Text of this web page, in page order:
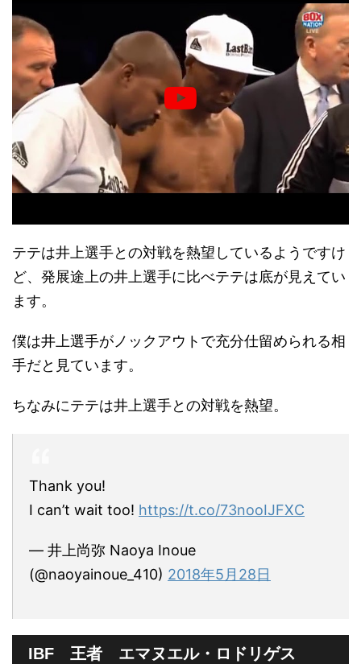
テテは井上選手との対戦を熱望しているようですけ
ど、発展途上の井上選手に比べテテは底が見えてい
ます。
僕は井上選手がノックアウトで充分仕留められる相
手だと見ています。
ちなみにテテは井上選手との対戦を熱望。
Thank you!
I can’t wait too! https://t.co/73nooIJFXC
— 井上尚弥 Naoya Inoue
(@naoyainoue_410) 2018年5月28日
IBF 王者 エマヌエル・ロドリゲス